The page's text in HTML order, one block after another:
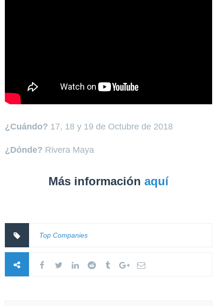
¿Cuándo? 17, 18 y 19 de Octubre de 2018
¿Dónde? Rivera Maya
Más información aquí
Top Companies